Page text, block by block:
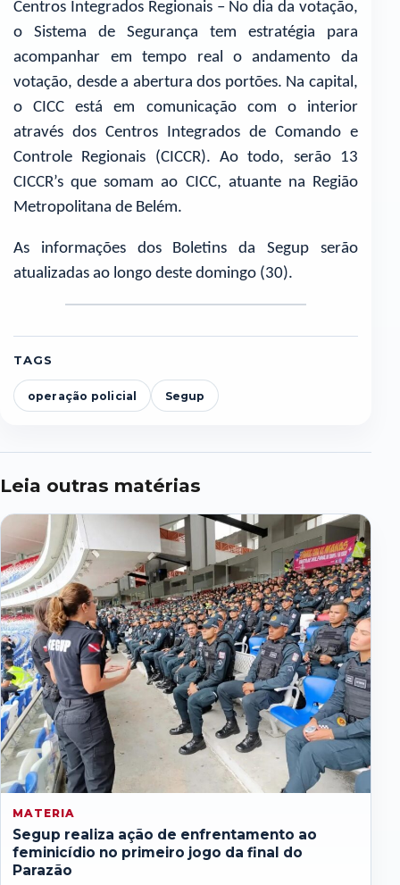
Centros Integrados Regionais – No dia da votação,
o Sistema de Segurança tem estratégia para
acompanhar em tempo real o andamento da
votação, desde a abertura dos portões. Na capital,
o CICC está em comunicação com o interior
através dos Centros Integrados de Comando e
Controle Regionais (CICCR). Ao todo, serão 13
CICCR’s que somam ao CICC, atuante na Região
Metropolitana de Belém.
As informações dos Boletins da Segup serão
atualizadas ao longo deste domingo (30).
TAGS
operação policial Segup
Leia outras matérias
MATERIA
Segup realiza ação de enfrentamento ao
feminicídio no primeiro jogo da final do
Parazão